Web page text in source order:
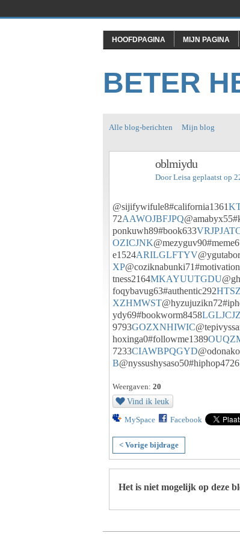
HOOFDPAGINA MIJN PAGINA
BETER
Alle blog-berichten Mijn blog
oblmiydu
DoorLeisa geplaatst op
@sijifywifule8#california1361
72AAWOJBFJPQ
ponkuwh89#book633
OZICJNK
e1524ARILGLFTYV
XP
tness2164MKAYUUTGDU
foqybavug63#authentic292
XZHMWST
ydy69#bookworm8458
9793GOZXNHIWIC
hoxinga0#followme1389
7233CIAWBPQGYD
B@nyssushysaso50#hiphop4726
Weergaven: 20
Vind ik leuk
MySpace Facebook
< Vorige bijdrage
Het is niet mogelijk op deze